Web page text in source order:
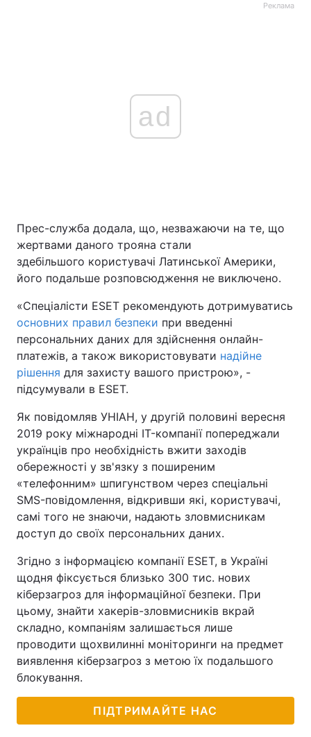
Реклама
ad
Прес-служба додала, що, незважаючи на те, що
жертвами даного трояна стали
здебільшого користувачі Латинської Америки,
його подальше розповсюдження не виключено.
«Спеціалісти ESET рекомендують дотримуватись
основних правил безпеки при введенні
персональних даних для здійснення онлайн-
платежів, а також використовувати надійне
рішення для захисту вашого пристрою», -
підсумували в ESET.
Як повідомляв УНІАН, у другій половині вересня
2019 року міжнародні IT-компанії попереджали
українців про необхідність вжити заходів
обережності у зв'язку з поширеним
«телефонним» шпигунством через спеціальні
SMS-повідомлення, відкривши які, користувачі,
самі того не знаючи, надають зловмисникам
доступ до своїх персональних даних.
Згідно з інформацією компанії ESET, в Україні
щодня фіксується близько 300 тис. нових
кіберзагроз для інформаційної безпеки. При
цьому, знайти хакерів-зловмисників вкрай
складно, компаніям залишається лише
проводити щохвилинні моніторинги на предмет
виявлення кіберзагроз з метою їх подальшого
блокування.
ПІДТРИМАЙТЕ НАС